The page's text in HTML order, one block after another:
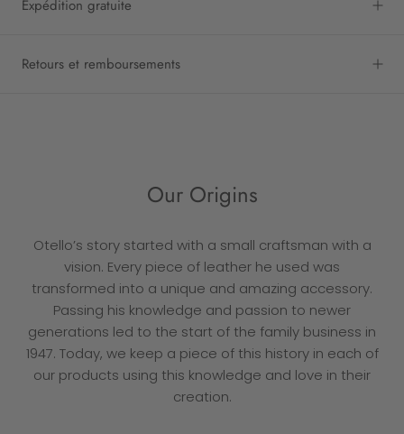
Expédition gratuite
Retours et remboursements
Our Origins
Otello’s story started with a small craftsman with a
vision. Every piece of leather he used was
transformed into a unique and amazing accessory.
Passing his knowledge and passion to newer
generations led to the start of the family business in
1947. Today, we keep a piece of this history in each of
our products using this knowledge and love in their
creation.